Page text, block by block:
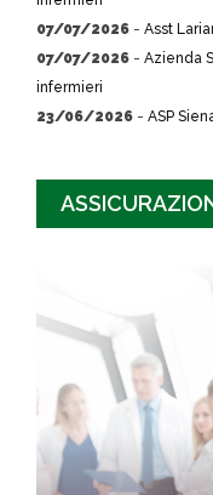
07/07/2026 - Asst
07/07/2026 - Azienda
infermieri
23/06/2026 - ASP